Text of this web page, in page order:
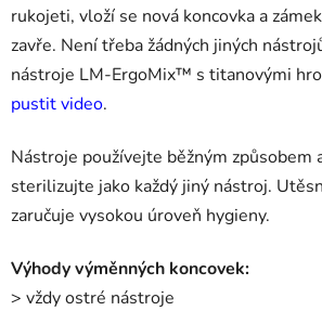
rukojeti, vloží se nová koncovka a
zavře. Není třeba žádných jiných
nástroje LM-ErgoMix™ s titanovými
pustit video.
Nástroje používejte běžným způsobem
sterilizujte jako každý jiný nástroj.
zaručuje vysokou úroveň hygieny.
Výhody výměnných koncovek:
> vždy ostré nástroje